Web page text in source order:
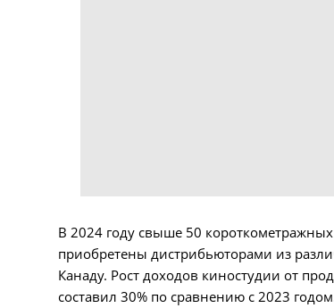
В 2024 году свыше 50
приобретены дистрибьюторами из
Канаду. Рост доходов киностудии от
составил 30% по сравнению с 2023